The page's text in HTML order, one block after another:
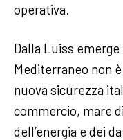
operativa.
Dalla Luiss
Mediterraneo non
nuova sicurezza
commercio, mare
dell’energia e dei